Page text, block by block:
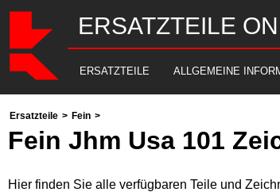
ERSATZTEILE
ERSATZTEILE ALLGEMEINE
Ersatzteile > Fein >
Fein Jhm Usa 101
Hier finden Sie alle verfügbaren Teile und